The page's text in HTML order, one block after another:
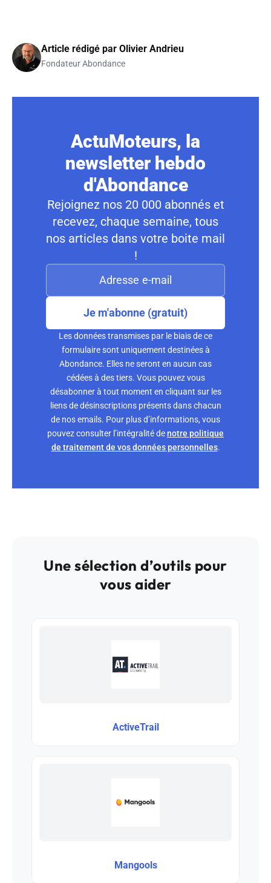
Article rédigé par Olivier Andrieu
Fondateur Abondance
ActuMoteurs, la
newsletter hebdo
d'Abondance
Rejoignez nos 20 000 abonnés et
recevez, chaque semaine, tous
nos articles dans votre boite mail
!
Je m'abonne (gratuit)
Les données transmises par le biais de ce
formulaire sont uniquement destinées à
Abondance. Elles ne seront en aucun cas
cédées à des tiers. Vous pouvez vous
désabonner à tout moment en cliquant sur les
liens de désinscriptions présents dans chacun
de nos emails. Pour plus d’informations, vous
pouvez consulter l’intégralité denotre politique
de traitement de vos données personnelles.
Une sélection d’outils pour
vous aider
ActiveTrail
Mangools